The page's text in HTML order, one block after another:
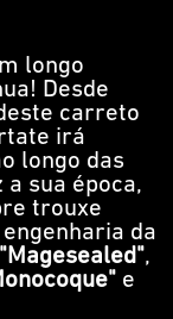
longo
Desde
carreto
irá
longo das
a sua época,
trouxe
da
"Magesealed",
e